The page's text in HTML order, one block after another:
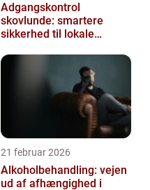
Adgangskontrol
skovlunde: smartere
sikkerhed til lokale
21 februar 2026
Alkoholbehandling: vejen
ud af afhængighed i